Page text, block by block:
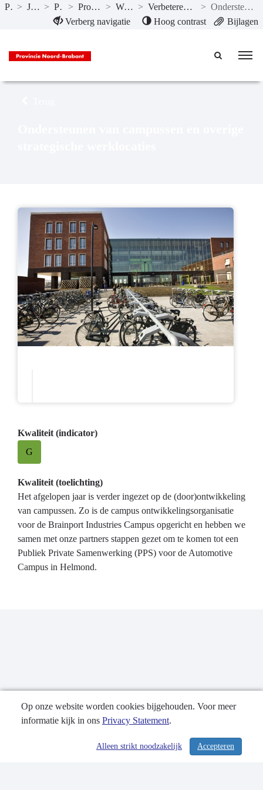
Naar hoofdinhoud
Publicaties> Jaarstukken 2024 > Programma’s> Programma 2 Ruimte en wonen > Wat hebben we bereikt? > Verbeteren van vitaliteit en toekomstbestendigheid van werklocaties >
Ondersteunen van campussen en overige strategische werklocaties
Verberg navigatie
Hoog contrast Bijlagen
Kwaliteit (indicator)
G
Kwaliteit (toelichting)
Het afgelopen jaar is verder ingezet op de (door)ontwikkeling
van campussen. Zo is de campus ontwikkelingsorganisatie
voor de Brainport Industries Campus opgericht en hebben we
samen met onze partners stappen gezet om te komen tot een
Publiek Private Samenwerking (PPS) voor de Automotive
Campus in Helmond.
/ 357
Publicatiedatum: 17-04-2025
Op onze website worden cookies bijgehouden. Voor meer
informatie kijk in ons Privacy Statement.
Accepteren
Alleen strikt noodzakelijk